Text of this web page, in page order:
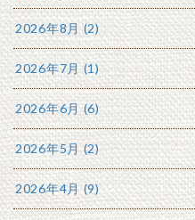
2026年8月 (2)
2026年7月 (1)
2026年6月 (6)
2026年5月 (2)
2026年4月 (9)